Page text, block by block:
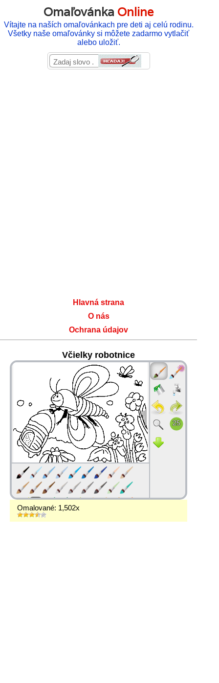
Omaľovánka Online
Vítajte na naších omaľovánkach pre deti aj celú rodinu.
Všetky naše omaľovánky si môžete zadarmo vytlačiť
alebo uložiť.
Hlavná strana
O nás
Ochrana údajov
Včielky robotnice
Omalované: 1,502x